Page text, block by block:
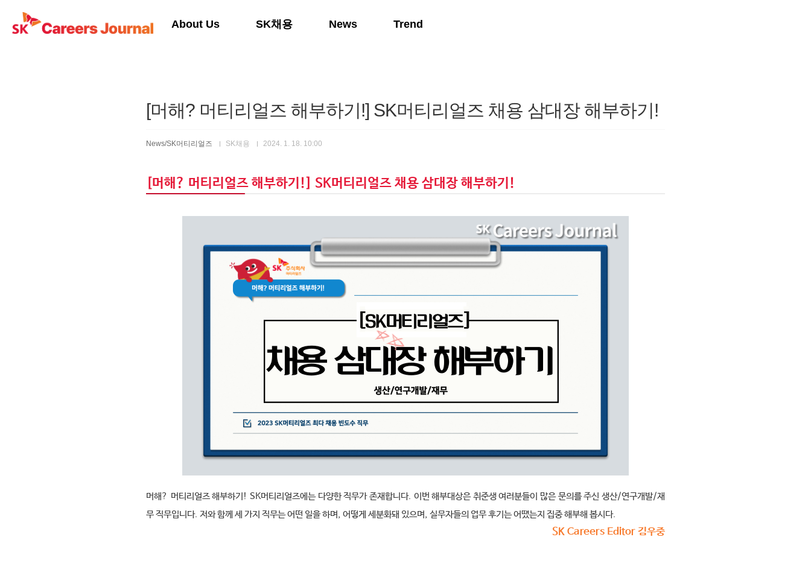
About Us SK채용 News Trend
[머해? 머티리얼즈 해부하기!] SK머티리얼즈 채용 삼대장 해부하기!
News/SK머티리얼즈 SK채용 2024. 1. 18. 10:00
[머해? 머티리얼즈 해부하기!] SK머티리얼즈 채용 삼대장 해부하기!
머해? 머티리얼즈 해부하기 ! SK머티리얼즈에는 다양한 직무가 존재합니다. 이번 해부대상은 취준생 여러분들이 많은 문의를 주신 생산/연구개발/재
무 직무입니다. 저와 함께 세 가지 직무는 어떤 일을 하며, 어떻게 세분화돼 있으며, 실무자들의 업무 후기는 어땠는지 집중 해부해 봅시다.
SK Careers Editor 김우중